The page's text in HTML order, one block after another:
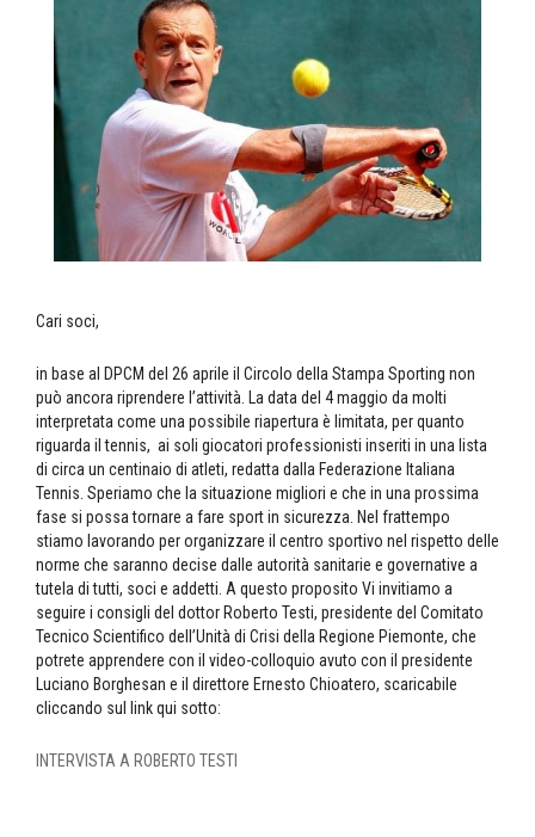
Cari soci,
in base al DPCM del 26 aprile il Circolo della Stampa Sporting non
può ancora riprendere l’attività. La data del 4 maggio da molti
interpretata come una possibile riapertura è limitata, per quanto
riguarda il tennis, ai soli giocatori professionisti inseriti in una lista
di circa un centinaio di atleti, redatta dalla Federazione Italiana
Tennis. Speriamo che la situazione migliori e che in una prossima
fase si possa tornare a fare sport in sicurezza. Nel frattempo
stiamo lavorando per organizzare il centro sportivo nel rispetto delle
norme che saranno decise dalle autorità sanitarie e governative a
tutela di tutti, soci e addetti. A questo proposito Vi invitiamo a
seguire i consigli del dottor Roberto Testi, presidente del Comitato
Tecnico Scientifico dell’Unità di Crisi della Regione Piemonte, che
potrete apprendere con il video-colloquio avuto con il presidente
Luciano Borghesan e il direttore Ernesto Chioatero, scaricabile
cliccando sul link qui sotto:
INTERVISTA A ROBERTO TESTI